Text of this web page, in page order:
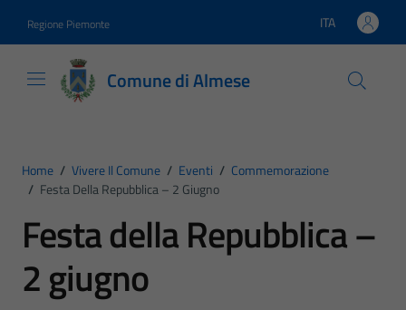
Regione Piemonte Lingua attiva:
ITA
Comune di Almese
Home / Vivere Il Comune / Eventi / Commemorazione
/ Festa Della Repubblica – 2 Giugno
Festa della Repubblica –
2 giugno